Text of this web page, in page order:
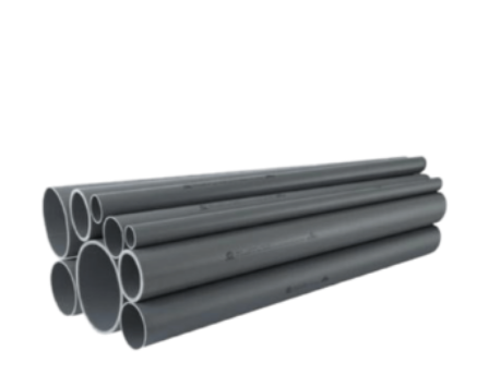
köszönhetően technológiai (savas vagy lúgos közegek) és
vízgépészeti (uszoda technika) csőhálózatok kedvelt
megoldása.